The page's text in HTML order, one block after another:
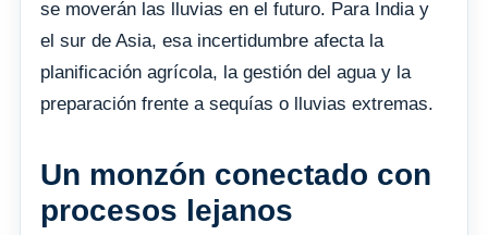
se moverán las lluvias en el futuro. Para India y
el sur de Asia, esa incertidumbre afecta la
planificación agrícola, la gestión del agua y la
preparación frente a sequías o lluvias extremas.
Un monzón conectado con
procesos lejanos